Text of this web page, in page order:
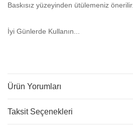
Baskısız yüzeyinden ütülemeniz önerilir.
İyi Günlerde Kullanın...
Ürün Yorumları
Taksit Seçenekleri